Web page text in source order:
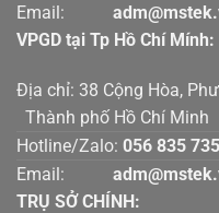
Email:
VPGD tại Tp Hồ Chí Mính:
Địa chỉ: 38 Cộng
Thành phố Hồ Chí Minh
Hotline/Zalo: 056 835
Email:
TRỤ SỞ CHÍNH: